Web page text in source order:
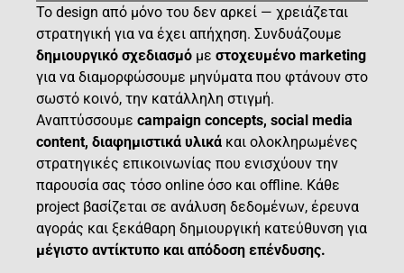
Το design από μόνο του δεν αρκεί — χρειάζεται
στρατηγική για να έχει απήχηση. Συνδυάζουμε
δημιουργικό σχεδιασμό με στοχευμένο marketing
για να διαμορφώσουμε μηνύματα που φτάνουν στο
σωστό κοινό, την κατάλληλη στιγμή.
Αναπτύσσουμε campaign concepts, social media
content, διαφημιστικά υλικά και ολοκληρωμένες
στρατηγικές επικοινωνίας που ενισχύουν την
παρουσία σας τόσο online όσο και offline. Κάθε
project βασίζεται σε ανάλυση δεδομένων, έρευνα
αγοράς και ξεκάθαρη δημιουργική κατεύθυνση για
μέγιστο αντίκτυπο και απόδοση επένδυσης.